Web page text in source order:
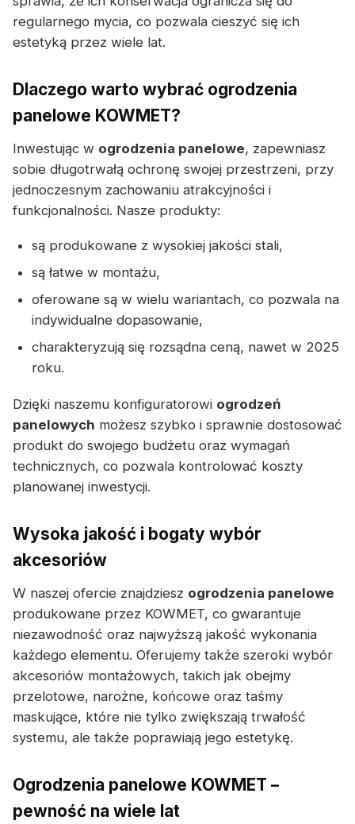
regularnego mycia, co pozwala cieszyć się ich
estetyką przez wiele lat.
Dlaczego warto wybrać ogrodzenia
panelowe KOWMET?
Inwestując w ogrodzenia panelowe, zapewniasz
sobie długotrwałą ochronę swojej przestrzeni, przy
jednoczesnym zachowaniu atrakcyjności i
funkcjonalności. Nasze produkty:
są produkowane z wysokiej jakości stali,
są łatwe w montażu,
oferowane są w wielu wariantach, co pozwala na
indywidualne dopasowanie,
charakteryzują się rozsądna ceną, nawet w 2025
roku.
Dzięki naszemu konfiguratorowi ogrodzeń
panelowych możesz szybko i sprawnie dostosować
produkt do swojego budżetu oraz wymagań
technicznych, co pozwala kontrolować koszty
planowanej inwestycji.
Wysoka jakość i bogaty wybór
akcesoriów
W naszej ofercie znajdziesz ogrodzenia panelowe
produkowane przez KOWMET, co gwarantuje
niezawodność oraz najwyższą jakość wykonania
każdego elementu. Oferujemy także szeroki wybór
akcesoriów montażowych, takich jak obejmy
przelotowe, narożne, końcowe oraz taśmy
maskujące, które nie tylko zwiększają trwałość
systemu, ale także poprawiają jego estetykę.
Ogrodzenia panelowe KOWMET –
pewność na wiele lat